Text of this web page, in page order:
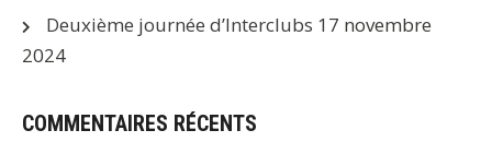
Deuxième journée d’Interclubs 17 novembre
2024
COMMENTAIRES RÉCENTS